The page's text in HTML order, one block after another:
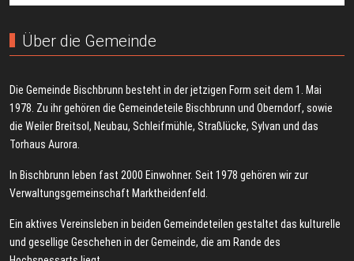
Über die Gemeinde
Die Gemeinde Bischbrunn besteht in der jetzigen Form seit dem 1. Mai
1978. Zu ihr gehören die Gemeindeteile Bischbrunn und Oberndorf, sowie
die Weiler Breitsol, Neubau, Schleifmühle, Straßlücke, Sylvan und das
Torhaus Aurora.
In Bischbrunn leben fast 2000 Einwohner. Seit 1978 gehören wir zur
Verwaltungsgemeinschaft Marktheidenfeld.
Ein aktives Vereinsleben in beiden Gemeindeteilen gestaltet das kulturelle
und gesellige Geschehen in der Gemeinde, die am Rande des